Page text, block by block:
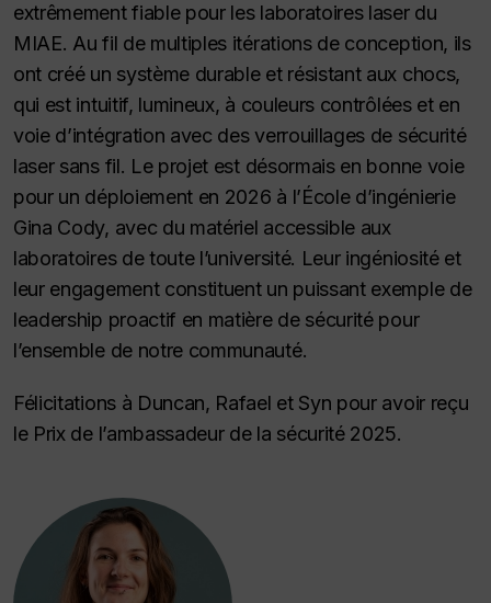
extrêmement fiable pour les laboratoires laser du
MIAE. Au fil de multiples itérations de conception, ils
ont créé un système durable et résistant aux chocs,
qui est intuitif, lumineux, à couleurs contrôlées et en
voie d’intégration avec des verrouillages de sécurité
laser sans fil. Le projet est désormais en bonne voie
pour un déploiement en 2026 à l’École d’ingénierie
Gina Cody, avec du matériel accessible aux
laboratoires de toute l’université. Leur ingéniosité et
leur engagement constituent un puissant exemple de
leadership proactif en matière de sécurité pour
l’ensemble de notre communauté.
Félicitations à Duncan, Rafael et Syn pour avoir reçu
le Prix de l’ambassadeur de la sécurité 2025.